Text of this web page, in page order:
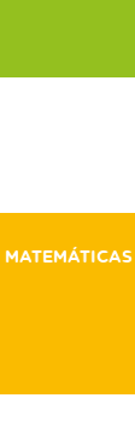
MATEMÁTICAS